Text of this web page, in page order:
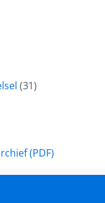
(31)
(PDF)